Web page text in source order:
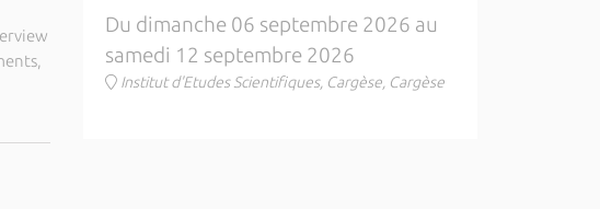
Du dimanche 06 septembre 2026 au
samedi 12 septembre 2026
Institut d'Etudes Scientifiques, Cargèse, Cargèse